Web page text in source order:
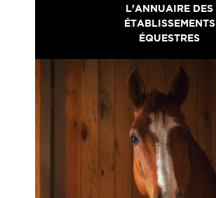
L'ANNUAIRE DES
ÉTABLISSEMENTS
ÉQUESTRES